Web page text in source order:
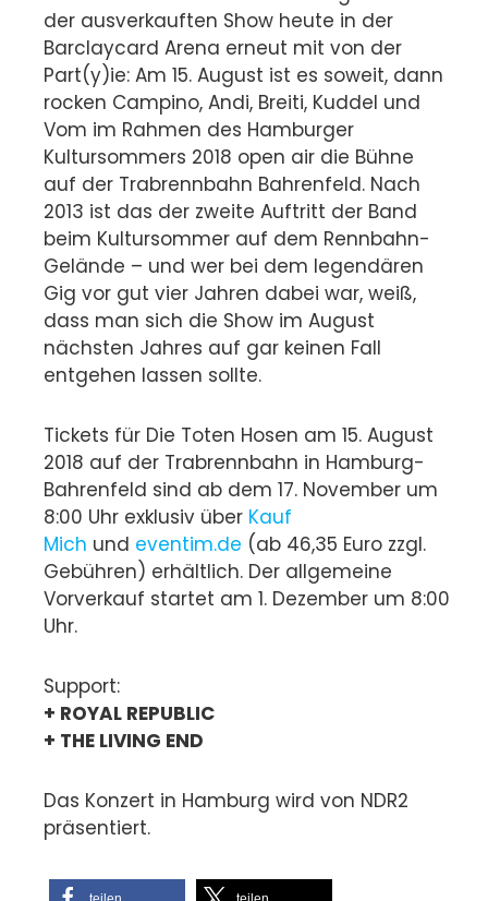
der ausverkauften Show heute in der
Barclaycard Arena erneut mit von der
Part(y)ie: Am 15. August ist es soweit, dann
rocken Campino, Andi, Breiti, Kuddel und
Vom im Rahmen des Hamburger
Kultursommers 2018 open air die Bühne
auf der Trabrennbahn Bahrenfeld. Nach
2013 ist das der zweite Auftritt der Band
beim Kultursommer auf dem Rennbahn-
Gelände – und wer bei dem legendären
Gig vor gut vier Jahren dabei war, weiß,
dass man sich die Show im August
nächsten Jahres auf gar keinen Fall
entgehen lassen sollte.
Tickets für Die Toten Hosen am 15. August
2018 auf der Trabrennbahn in Hamburg-
Bahrenfeld sind ab dem 17. November um
8:00 Uhr exklusiv über Kauf
Mich und eventim.de (ab 46,35 Euro zzgl.
Gebühren) erhältlich. Der allgemeine
Vorverkauf startet am 1. Dezember um 8:00
Uhr.
Support:
+ ROYAL REPUBLIC
+ THE LIVING END
Das Konzert in Hamburg wird von NDR2
präsentiert.